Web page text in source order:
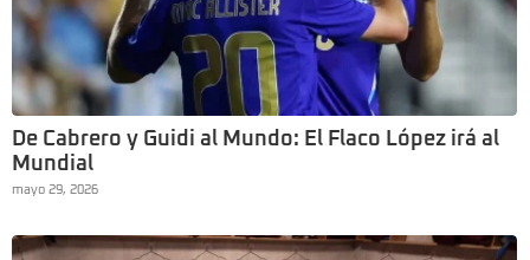
De Cabrero y Guidi al Mundo: El Flaco López irá al
Mundial
mayo 29, 2026